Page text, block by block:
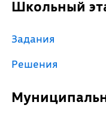
Школьный
Задания
Решения